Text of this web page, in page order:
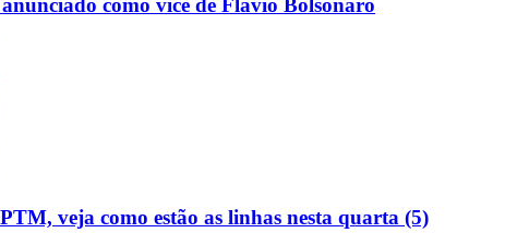
veja como estão as linhas nesta quarta (5)